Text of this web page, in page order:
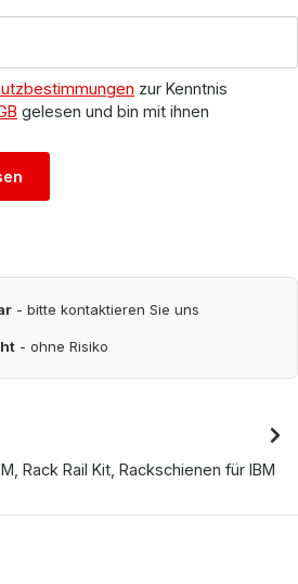
zur Kenntnis
gelesen und bin mit ihnen
- bitte kontaktieren Sie uns
- ohne Risiko
Rack Rail Kit, Rackschienen für IBM